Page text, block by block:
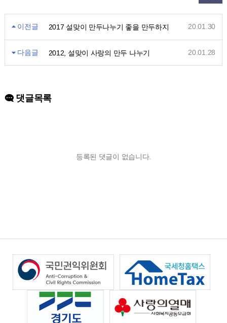
이전글 2017 설맞이 만두나누기 좋을 만두하지 20.01.30
다음글 2012, 설맞이 사랑의 만두 나누기 20.01.28
댓글목록
등록된 댓글이 없습니다.